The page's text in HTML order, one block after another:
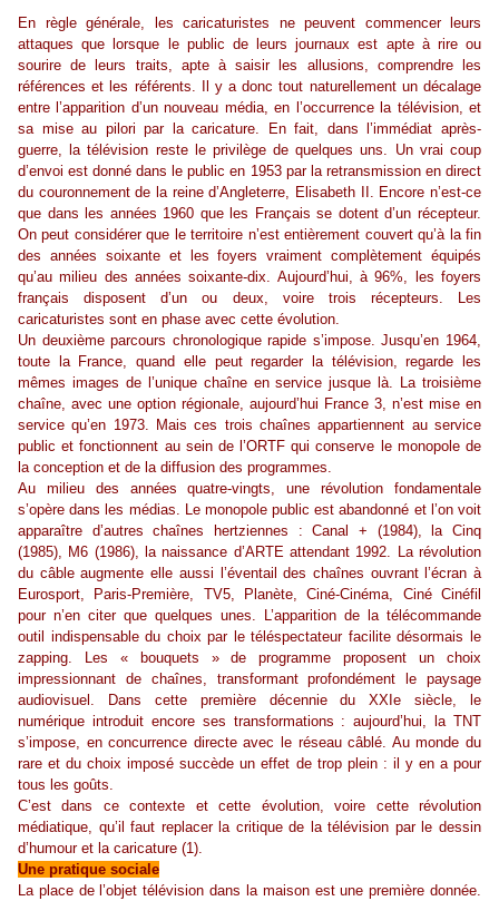
En règle générale, les caricaturistes ne peuvent commencer leurs
attaques que lorsque le public de leurs journaux est apte à rire ou
sourire de leurs traits, apte à saisir les allusions, comprendre les
références et les référents. Il y a donc tout naturellement un décalage
entre l’apparition d’un nouveau média, en l’occurrence la télévision, et
sa mise au pilori par la caricature. En fait, dans l’immédiat après-
guerre, la télévision reste le privilège de quelques uns. Un vrai coup
d’envoi est donné dans le public en 1953 par la retransmission en direct
du couronnement de la reine d’Angleterre, Elisabeth II. Encore n’est-ce
que dans les années 1960 que les Français se dotent d’un récepteur.
On peut considérer que le territoire n’est entièrement couvert qu’à la fin
des années soixante et les foyers vraiment complètement équipés
qu’au milieu des années soixante-dix. Aujourd’hui, à 96%, les foyers
français disposent d’un ou deux, voire trois récepteurs. Les
caricaturistes sont en phase avec cette évolution.
Un deuxième parcours chronologique rapide s’impose. Jusqu’en 1964,
toute la France, quand elle peut regarder la télévision, regarde les
mêmes images de l’unique chaîne en service jusque là. La troisième
chaîne, avec une option régionale, aujourd’hui France 3, n’est mise en
service qu’en 1973. Mais ces trois chaînes appartiennent au service
public et fonctionnent au sein de l’ORTF qui conserve le monopole de
la conception et de la diffusion des programmes.
Au milieu des années quatre-vingts, une révolution fondamentale
s’opère dans les médias. Le monopole public est abandonné et l’on voit
apparaître d’autres chaînes hertziennes : Canal + (1984), la Cinq
(1985), M6 (1986), la naissance d’ARTE attendant 1992. La révolution
du câble augmente elle aussi l’éventail des chaînes ouvrant l’écran à
Eurosport, Paris-Première, TV5, Planète, Ciné-Cinéma, Ciné Cinéfil
pour n’en citer que quelques unes. L’apparition de la télécommande
outil indispensable du choix par le téléspectateur facilite désormais le
zapping. Les « bouquets » de programme proposent un choix
impressionnant de chaînes, transformant profondément le paysage
audiovisuel. Dans cette première décennie du XXIe siècle, le
numérique introduit encore ses transformations : aujourd’hui, la TNT
s’impose, en concurrence directe avec le réseau câblé. Au monde du
rare et du choix imposé succède un effet de trop plein : il y en a pour
tous les goûts.
C’est dans ce contexte et cette évolution, voire cette révolution
médiatique, qu’il faut replacer la critique de la télévision par le dessin
d’humour et la caricature (1).
Une pratique sociale
La place de l’objet télévision dans la maison est une première donnée.